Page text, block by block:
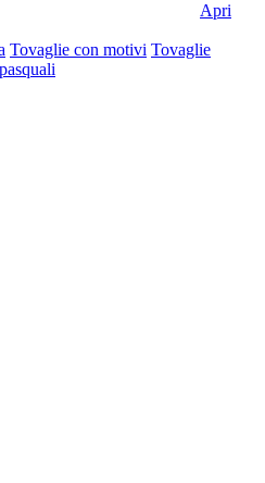
Apri
Tovaglie con motivi Tovaglie